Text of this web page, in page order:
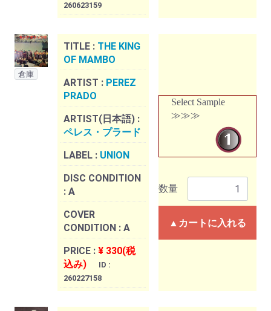
260623159
倉庫
TITLE : THE KING
OF MAMBO
ARTIST : PEREZ
PRADO
ARTIST(日本語) :
ペレス・プラード
LABEL : UNION
DISC CONDITION
: A
COVER
CONDITION : A
PRICE : ¥ 330(税
込み)
ID :
260227158
Select Sample
≫≫≫
数量
▲カートに入れる